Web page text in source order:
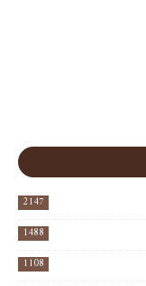
2147
1488
1108